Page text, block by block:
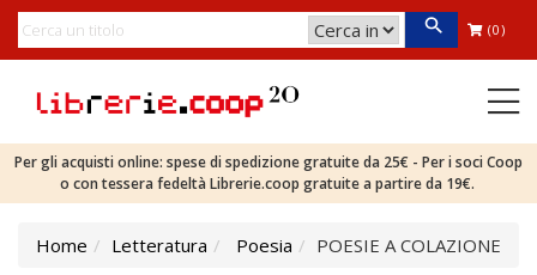
(0)
Per gli acquisti online: spese di spedizione gratuite da 25€ - Per i soci Coop
o con tessera fedeltà Librerie.coop gratuite a partire da 19€.
Home Letteratura Poesia POESIE A COLAZIONE